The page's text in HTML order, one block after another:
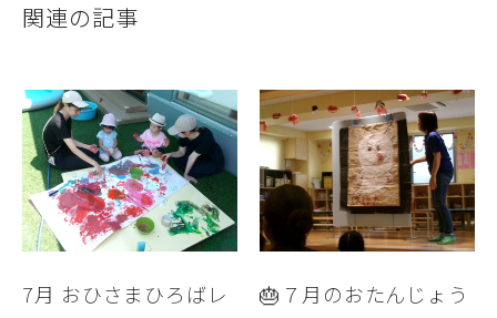
関連の記事
7月 おひさまひろばレ
🎂７月のおたんじょう